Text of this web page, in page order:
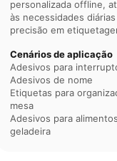
personalizada offline,
às necessidades
precisão em
Cenários de aplicação
Adesivos para
Adesivos de nome
Etiquetas para
mesa
Adesivos para
geladeira